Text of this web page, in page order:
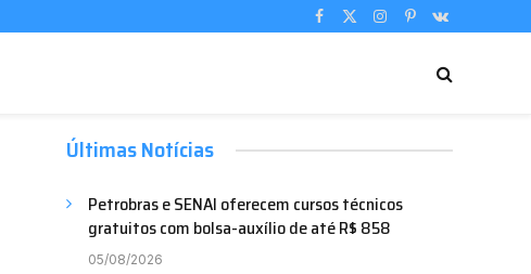
Facebook
X
Instagram
PinterestVKontakte
Últimas Notícias
Petrobras e SENAI oferecem cursos técnicos
gratuitos com bolsa-auxílio de até R$ 858
05/08/2026